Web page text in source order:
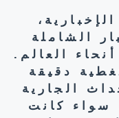
الشاملة
العالم.
دقيقة
الجارية
سواء كانت